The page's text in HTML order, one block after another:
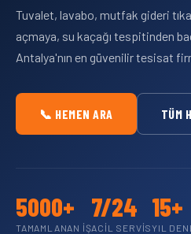
Tuvalet, lavabo, mutfak gideri
açmaya, su kaçağı tespitinden
Antalya'nın en güvenilir tesisat
📞 HEMEN ARA TÜM
5000+
TAMAMLANAN İŞ
7/24
ACIL SERVIS
15+
YIL